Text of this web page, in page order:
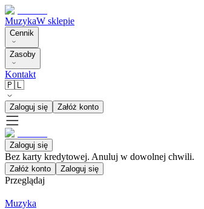
MuzykaW sklepie
Cennik
Zasoby
Kontakt
🇵🇱
Zaloguj się Załóż konto
Zaloguj się
Bez karty kredytowej. Anuluj w dowolnej chwili.
Załóż konto Zaloguj się
Przeglądaj
Muzyka